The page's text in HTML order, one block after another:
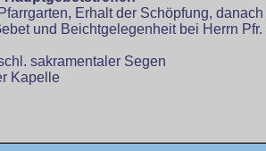
Erhalt der Schöpfung,
Beichtgelegenheit bei Herrn Pfr.
sakramentaler Segen
Kapelle